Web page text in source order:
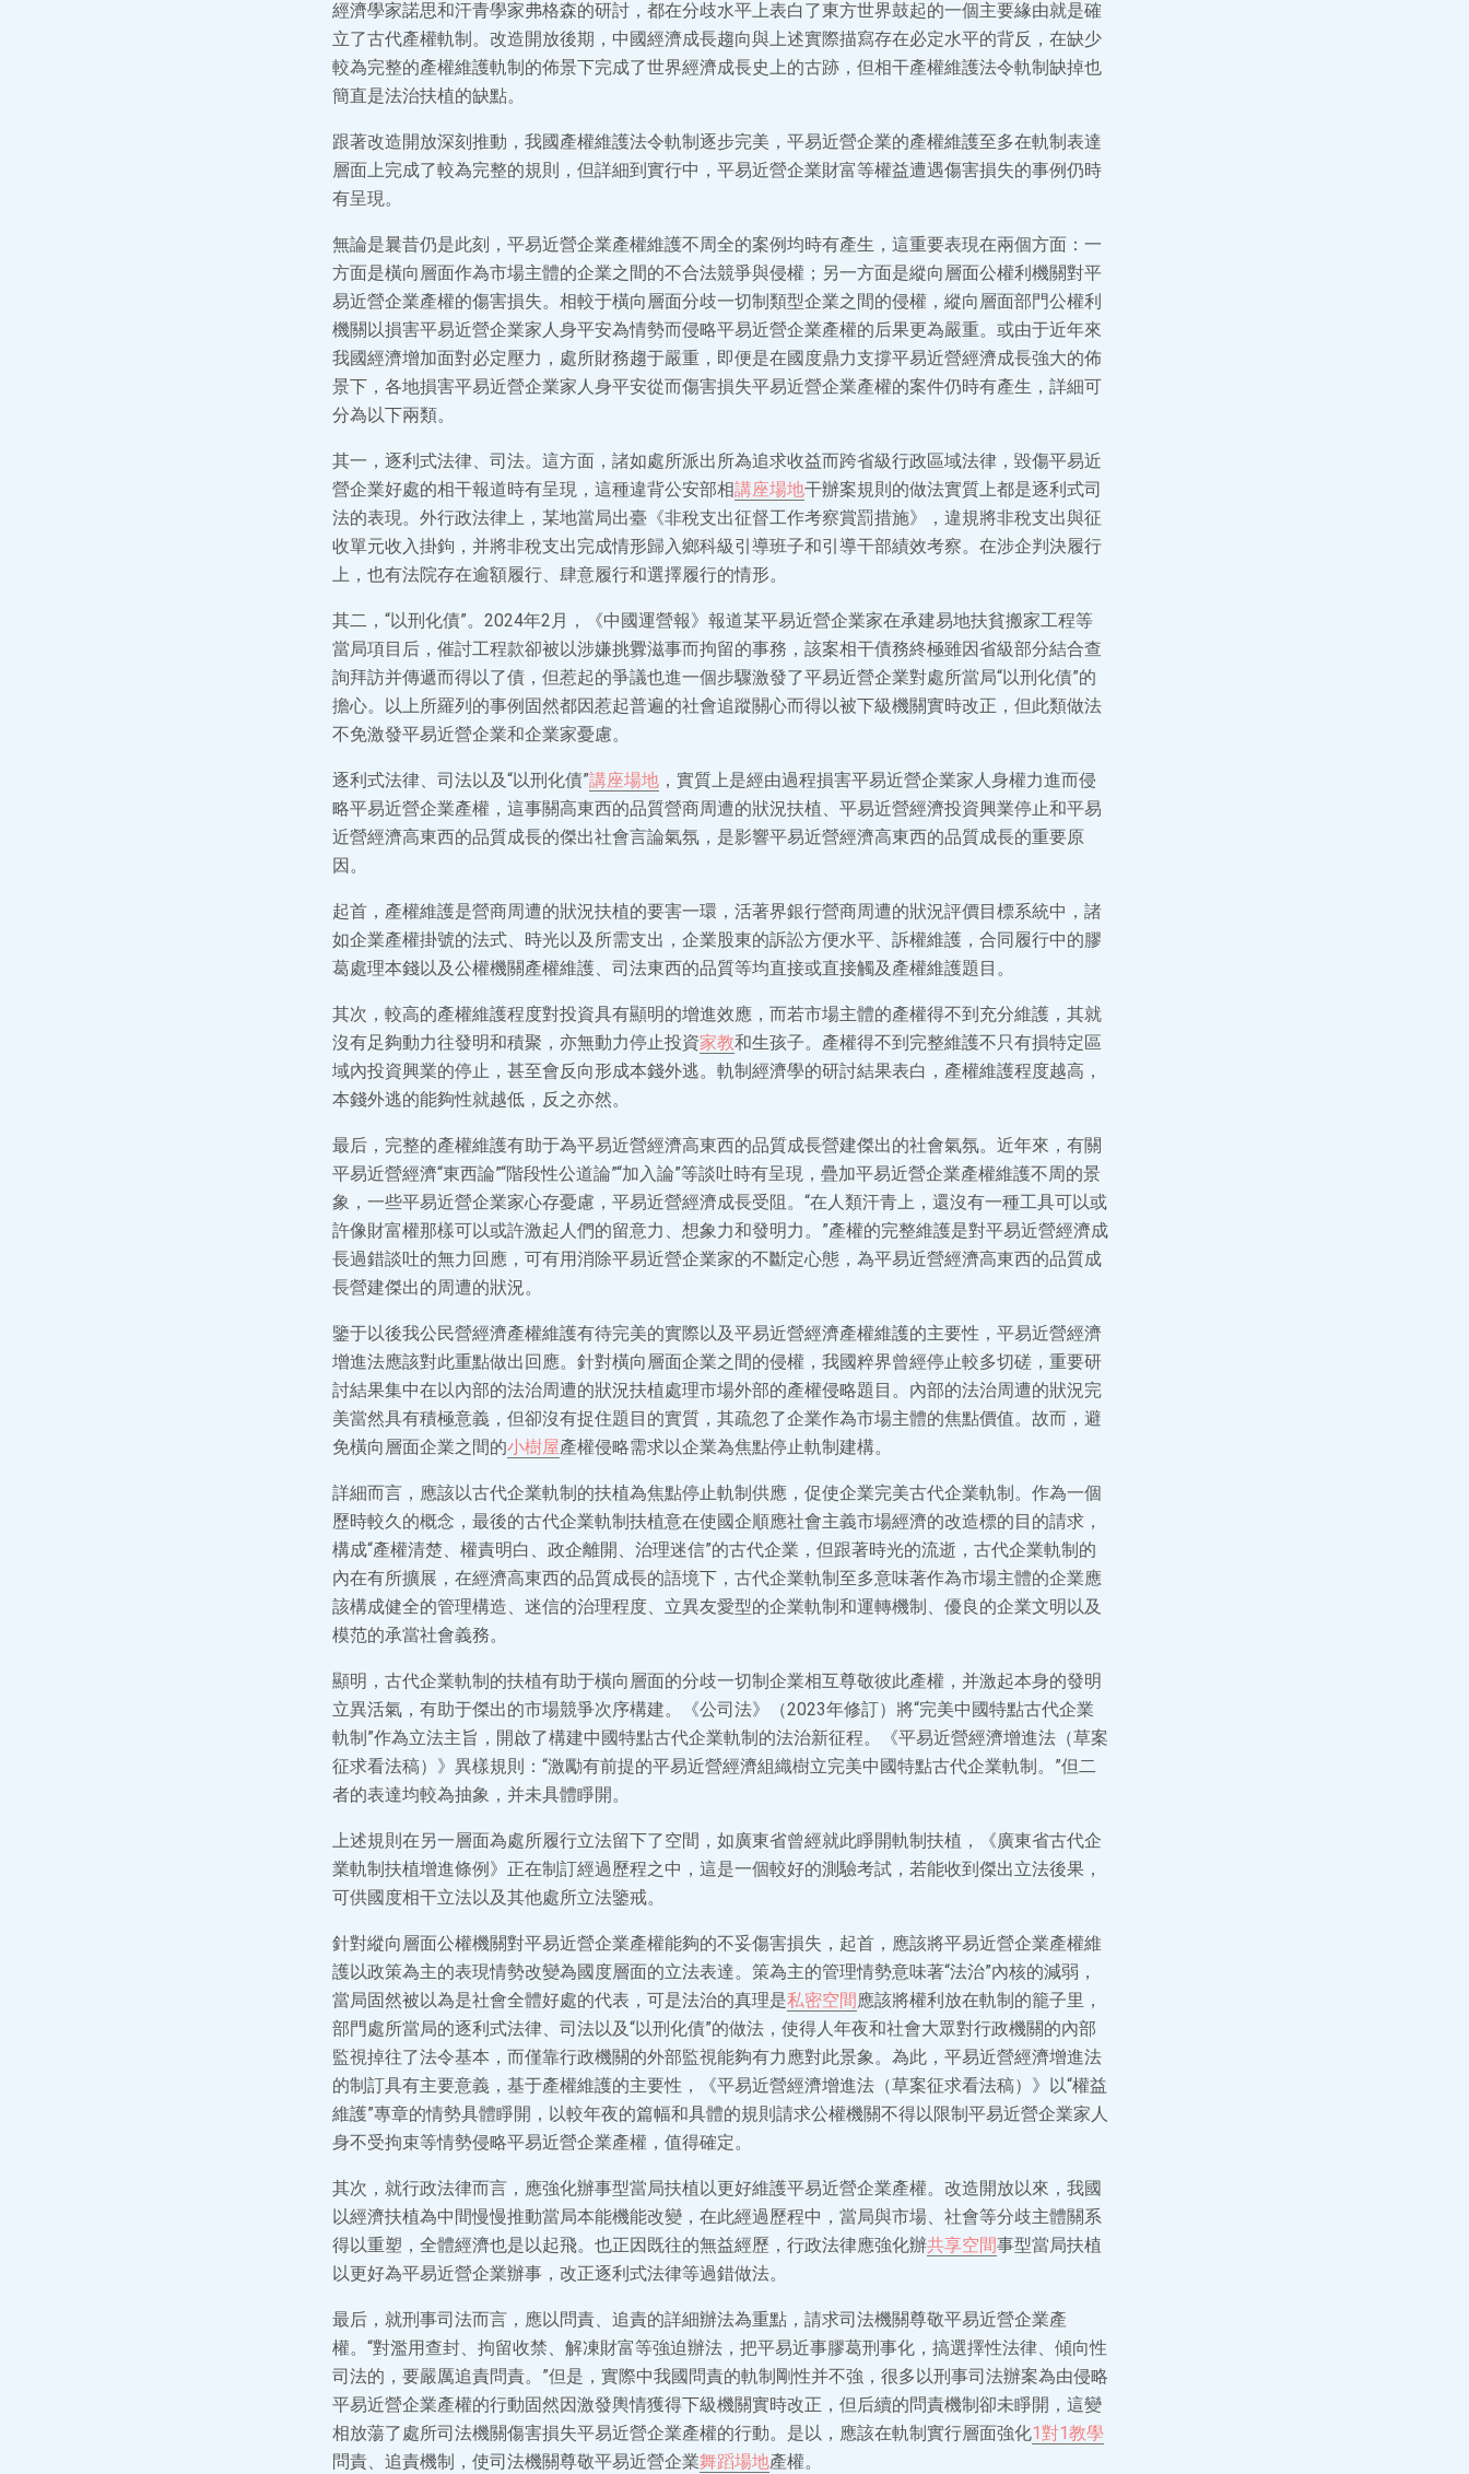
經濟學家諾思和汗青學家弗格森的研討，都在分歧水平上表白了東方世界鼓起的一個主要緣由就是確
立了古代產權軌制。改造開放後期，中國經濟成長趨向與上述實際描寫存在必定水平的背反，在缺少
較為完整的產權維護軌制的佈景下完成了世界經濟成長史上的古跡，但相干產權維護法令軌制缺掉也
簡直是法治扶植的缺點。
跟著改造開放深刻推動，我國產權維護法令軌制逐步完美，平易近營企業的產權維護至多在軌制表達
層面上完成了較為完整的規則，但詳細到實行中，平易近營企業財富等權益遭遇傷害損失的事例仍時
有呈現。
無論是曩昔仍是此刻，平易近營企業產權維護不周全的案例均時有產生，這重要表現在兩個方面：一
方面是橫向層面作為市場主體的企業之間的不合法競爭與侵權；另一方面是縱向層面公權利機關對平
易近營企業產權的傷害損失。相較于橫向層面分歧一切制類型企業之間的侵權，縱向層面部門公權利
機關以損害平易近營企業家人身平安為情勢而侵略平易近營企業產權的后果更為嚴重。或由于近年來
我國經濟增加面對必定壓力，處所財務趨于嚴重，即便是在國度鼎力支撐平易近營經濟成長強大的佈
景下，各地損害平易近營企業家人身平安從而傷害損失平易近營企業產權的案件仍時有產生，詳細可
分為以下兩類。
其一，逐利式法律、司法。這方面，諸如處所派出所為追求收益而跨省級行政區域法律，毀傷平易近
營企業好處的相干報道時有呈現，這種違背公安部相講座場地干辦案規則的做法實質上都是逐利式司
法的表現。外行政法律上，某地當局出臺《非稅支出征督工作考察賞罰措施》，違規將非稅支出與征
收單元收入掛鉤，并將非稅支出完成情形歸入鄉科級引導班子和引導干部績效考察。在涉企判決履行
上，也有法院存在逾額履行、肆意履行和選擇履行的情形。
其二，“以刑化債”。2024年2月，《中國運營報》報道某平易近營企業家在承建易地扶貧搬家工程等
當局項目后，催討工程款卻被以涉嫌挑釁滋事而拘留的事務，該案相干債務終極雖因省級部分結合查
詢拜訪并傳遞而得以了債，但惹起的爭議也進一個步驟激發了平易近營企業對處所當局“以刑化債”的
擔心。以上所羅列的事例固然都因惹起普遍的社會追蹤關心而得以被下級機關實時改正，但此類做法
不免激發平易近營企業和企業家憂慮。
逐利式法律、司法以及“以刑化債”講座場地 ，實質上是經由過程損害平易近營企業家人身權力進而侵
略平易近營企業產權，這事關高東西的品質營商周遭的狀況扶植、平易近營經濟投資興業停止和平易
近營經濟高東西的品質成長的傑出社會言論氣氛，是影響平易近營經濟高東西的品質成長的重要原
因。
起首，產權維護是營商周遭的狀況扶植的要害一環，活著界銀行營商周遭的狀況評價目標系統中，諸
如企業產權掛號的法式、時光以及所需支出，企業股東的訴訟方便水平、訴權維護，合同履行中的膠
葛處理本錢以及公權機關產權維護、司法東西的品質等均直接或直接觸及產權維護題目。
其次，較高的產權維護程度對投資具有顯明的增進效應，而若市場主體的產權得不到充分維護，其就
沒有足夠動力往發明和積聚，亦無動力停止投資家教和生孩子。產權得不到完整維護不只有損特定區
域內投資興業的停止，甚至會反向形成本錢外逃。軌制經濟學的研討結果表白，產權維護程度越高，
本錢外逃的能夠性就越低，反之亦然。
最后，完整的產權維護有助于為平易近營經濟高東西的品質成長營建傑出的社會氣氛。近年來，有關
平易近營經濟“東西論”“階段性公道論”“加入論”等談吐時有呈現，疊加平易近營企業產權維護不周的景
象，一些平易近營企業家心存憂慮，平易近營經濟成長受阻。“在人類汗青上，還沒有一種工具可以或
許像財富權那樣可以或許激起人們的留意力、想象力和發明力。”產權的完整維護是對平易近營經濟成
長過錯談吐的無力回應，可有用消除平易近營企業家的不斷定心態，為平易近營經濟高東西的品質成
長營建傑出的周遭的狀況。
鑒于以後我公民營經濟產權維護有待完美的實際以及平易近營經濟產權維護的主要性，平易近營經濟
增進法應該對此重點做出回應。針對橫向層面企業之間的侵權，我國粹界曾經停止較多切磋，重要研
討結果集中在以內部的法治周遭的狀況扶植處理市場外部的產權侵略題目。內部的法治周遭的狀況完
美當然具有積極意義，但卻沒有捉住題目的實質，其疏忽了企業作為市場主體的焦點價值。故而，避
免橫向層面企業之間的小樹屋產權侵略需求以企業為焦點停止軌制建構。
詳細而言，應該以古代企業軌制的扶植為焦點停止軌制供應，促使企業完美古代企業軌制。作為一個
歷時較久的概念，最後的古代企業軌制扶植意在使國企順應社會主義市場經濟的改造標的目的請求，
構成“產權清楚、權責明白、政企離開、治理迷信”的古代企業，但跟著時光的流逝，古代企業軌制的
內在有所擴展，在經濟高東西的品質成長的語境下，古代企業軌制至多意味著作為市場主體的企業應
該構成健全的管理構造、迷信的治理程度、立異友愛型的企業軌制和運轉機制、優良的企業文明以及
模范的承當社會義務。
顯明，古代企業軌制的扶植有助于橫向層面的分歧一切制企業相互尊敬彼此產權，并激起本身的發明
立異活氣，有助于傑出的市場競爭次序構建。《公司法》（2023年修訂）將“完美中國特點古代企業
軌制”作為立法主旨，開啟了構建中國特點古代企業軌制的法治新征程。《平易近營經濟增進法（草案
征求看法稿）》異樣規則：“激勵有前提的平易近營經濟組織樹立完美中國特點古代企業軌制。”但二
者的表達均較為抽象，并未具體睜開。
上述規則在另一層面為處所履行立法留下了空間，如廣東省曾經就此睜開軌制扶植，《廣東省古代企
業軌制扶植增進條例》正在制訂經過歷程之中，這是一個較好的測驗考試，若能收到傑出立法後果，
可供國度相干立法以及其他處所立法鑒戒。
針對縱向層面公權機關對平易近營企業產權能夠的不妥傷害損失，起首，應該將平易近營企業產權維
護以政策為主的表現情勢改變為國度層面的立法表達。策為主的管理情勢意味著“法治”內核的減弱，
當局固然被以為是社會全體好處的代表，可是法治的真理是私密空間應該將權利放在軌制的籠子里，
部門處所當局的逐利式法律、司法以及“以刑化債”的做法，使得人年夜和社會大眾對行政機關的內部
監視掉往了法令基本，而僅靠行政機關的外部監視能夠有力應對此景象。為此，平易近營經濟增進法
的制訂具有主要意義，基于產權維護的主要性，《平易近營經濟增進法（草案征求看法稿）》以“權益
維護”專章的情勢具體睜開，以較年夜的篇幅和具體的規則請求公權機關不得以限制平易近營企業家人
身不受拘束等情勢侵略平易近營企業產權，值得確定。
其次，就行政法律而言，應強化辦事型當局扶植以更好維護平易近營企業產權。改造開放以來，我國
以經濟扶植為中間慢慢推動當局本能機能改變，在此經過歷程中，當局與市場、社會等分歧主體關系
得以重塑，全體經濟也是以起飛。也正因既往的無益經歷，行政法律應強化辦共享空間事型當局扶植
以更好為平易近營企業辦事，改正逐利式法律等過錯做法。
最后，就刑事司法而言，應以問責、追責的詳細辦法為重點，請求司法機關尊敬平易近營企業產
權。“對濫用查封、拘留收禁、解凍財富等強迫辦法，把平易近事膠葛刑事化，搞選擇性法律、傾向性
司法的，要嚴厲追責問責。”但是，實際中我國問責的軌制剛性并不強，很多以刑事司法辦案為由侵略
平易近營企業產權的行動固然因激發輿情獲得下級機關實時改正，但后續的問責機制卻未睜開，這變
相放蕩了處所司法機關傷害損失平易近營企業產權的行動。是以，應該在軌制實行層面強化1對1教學
問責、追責機制，使司法機關尊敬平易近營企業舞蹈場地產權。